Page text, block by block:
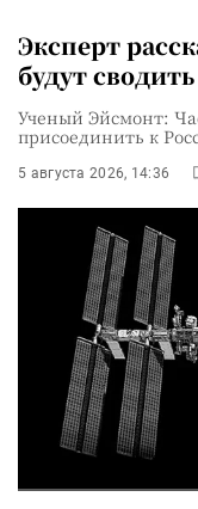
Эксперт
будут
Ученый Эйсмонт:
присоединить к
5 августа 2026, 14:36